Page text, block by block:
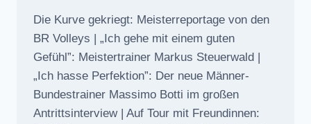
Die Kurve gekriegt: Meisterreportage von den
BR Volleys | „Ich gehe mit einem guten
Gefühl”: Meistertrainer Markus Steuerwald |
„Ich hasse Perfektion”: Der neue Männer-
Bundestrainer Massimo Botti im großen
Antrittsinterview | Auf Tour mit Freundinnen: